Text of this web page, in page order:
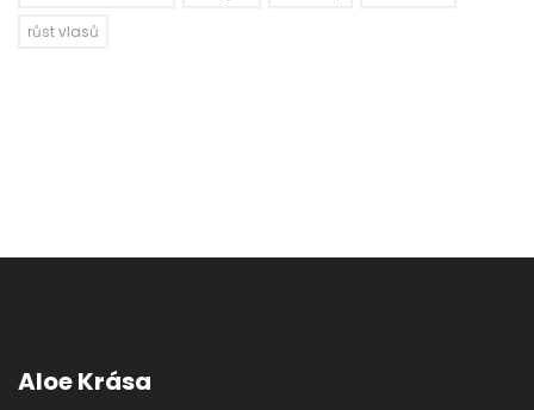
růst vlasů
Aloe Krása